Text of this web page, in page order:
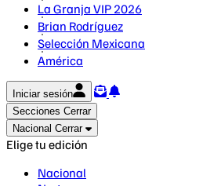
La Granja VIP 2026
Brian Rodríguez
Selección Mexicana
América
Iniciar sesión
Secciones Cerrar
Nacional Cerrar
Elige tu edición
Nacional